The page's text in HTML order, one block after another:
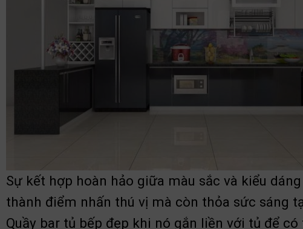
Sự kết hợp hoàn hảo giữa màu sắc và kiểu
thành điểm nhấn thú vị mà còn thỏa sức sáng
Quầy bar tủ bếp đẹp khi nó gắn liền với tủ để